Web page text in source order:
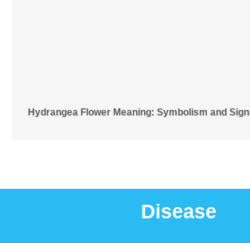
Hydrangea Flower Meaning: Symbolism and
Disease